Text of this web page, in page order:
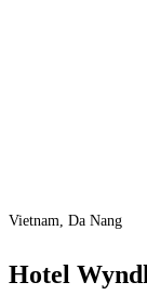
Vietnam, Da Nang
Hotel